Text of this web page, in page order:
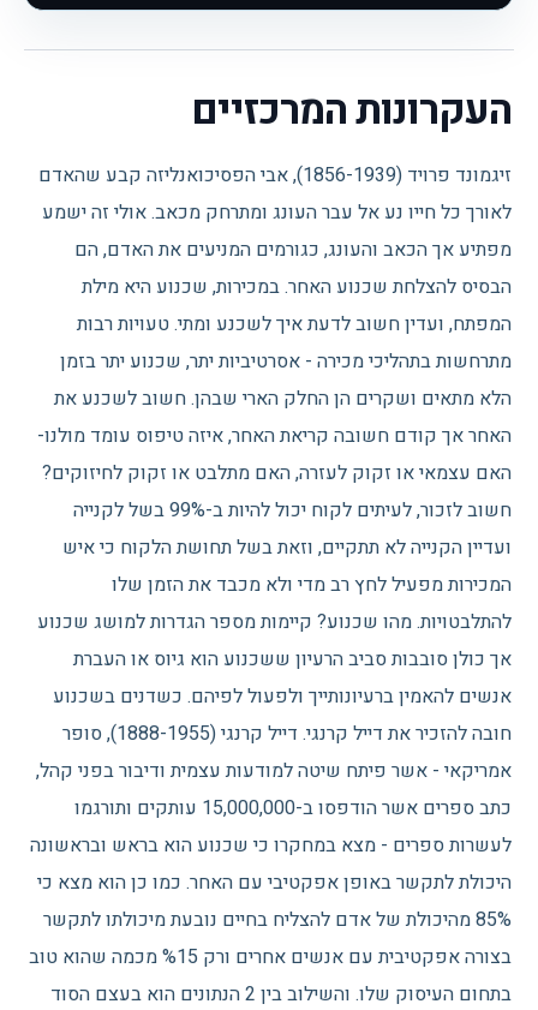
העקרונות המרכזיים
זיגמונד פרויד (1856-1939), אבי הפסיכואנליזה קבע שהאדם
לאורך כל חייו נע אל עבר העונג ומתרחק מכאב. אולי זה ישמע
מפתיע אך הכאב והעונג, כגורמים המניעים את האדם, הם
הבסיס להצלחת שכנוע האחר. במכירות, שכנוע היא מילת
המפתח, ועדין חשוב לדעת איך לשכנע ומתי. טעויות רבות
מתרחשות בתהליכי מכירה - אסרטיביות יתר, שכנוע יתר בזמן
הלא מתאים ושקרים הן החלק הארי שבהן. חשוב לשכנע את
האחר אך קודם חשובה קריאת האחר, איזה טיפוס עומד מולנו-
האם עצמאי או זקוק לעזרה, האם מתלבט או זקוק לחיזוקים?
חשוב לזכור, לעיתים לקוח יכול להיות ב-99% בשל לקנייה
ועדיין הקנייה לא תתקיים, וזאת בשל תחושת הלקוח כי איש
המכירות מפעיל לחץ רב מדי ולא מכבד את הזמן שלו
להתלבטויות. מהו שכנוע? קיימות מספר הגדרות למושג שכנוע
אך כולן סובבות סביב הרעיון ששכנוע הוא גיוס או העברת
אנשים להאמין ברעיונותייך ולפעול לפיהם. כשדנים בשכנוע
חובה להזכיר את דייל קרנגי. דייל קרנגי (1888-1955), סופר
אמריקאי - אשר פיתח שיטה למודעות עצמית ודיבור בפני קהל,
כתב ספרים אשר הודפסו ב-15,000,000 עותקים ותורגמו
לעשרות ספרים - מצא במחקרו כי שכנוע הוא בראש ובראשונה
היכולת לתקשר באופן אפקטיבי עם האחר. כמו כן הוא מצא כי
85% מהיכולת של אדם להצליח בחיים נובעת מיכולתו לתקשר
בצורה אפקטיבית עם אנשים אחרים ורק %15 מכמה שהוא טוב
בתחום העיסוק שלו. והשילוב בין 2 הנתונים הוא בעצם הסוד